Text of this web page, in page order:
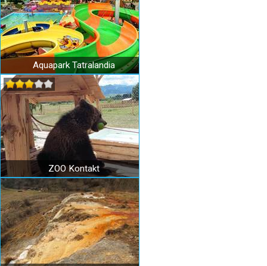
Aquapark Tatralandia
ZOO Kontakt